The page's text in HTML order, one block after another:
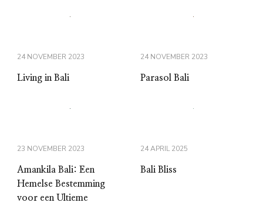
24 NOVEMBER 2023
Living in Bali
24 NOVEMBER 2023
Parasol Bali
23 NOVEMBER 2023
Amankila Bali: Een
Hemelse Bestemming
voor een Ultieme
24 APRIL 2025
Bali Bliss